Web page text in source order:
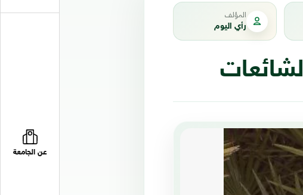
عن الجامعة
المؤلف
رأي اليوم